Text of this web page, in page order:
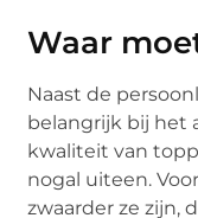
Waar
Naast de
belangrijk bij het
kwaliteit van
nogal uiteen.
zwaarder ze zijn,